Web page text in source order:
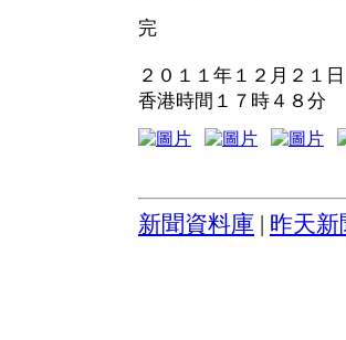
完
２０１１年１２月２１日
香港時間１７時４８分
新聞資料庫 昨天新